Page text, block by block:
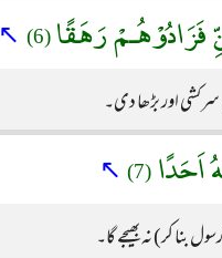
رَهَقًا(6)
↖
اور بڑھا دی۔
اَحَدًا (7)
↖
بنا کر) نہ بھیجے گا۔